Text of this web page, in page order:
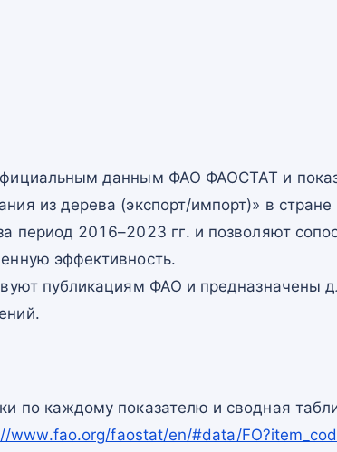
данным ФАО ФАОСТАТ и
из дерева (экспорт/импорт)» в стране
период 2016–2023 гг. и позволяют
эффективность.
публикациям ФАО и предназначены
по каждому показателю и сводная
www.fao.org/faostat/en/#data/